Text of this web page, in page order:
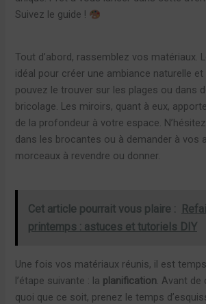
Suivez le guide !
Tout d’abord, rassemblez vos matériaux.
idéal pour créer une ambiance naturelle
pouvez le trouver sur les plages ou dans
bricolage. Les miroirs, quant à eux,
de la profondeur à votre espace.
dans les brocantes ou à demander à vos
morceaux à revendre ou donner.
Cet article pourrait vous plaire :
printemps : astuces et tutoriels DIY
Une fois vos matériaux réunis, il est
l’étape suivante : la planification. Avant de
quoi que ce soit, prenez le temps